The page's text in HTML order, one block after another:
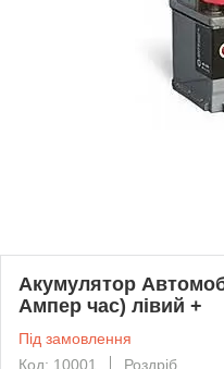
Акумулятор
Ампер час) лівий +
Під замовлення
Код: 10001
Роздріб